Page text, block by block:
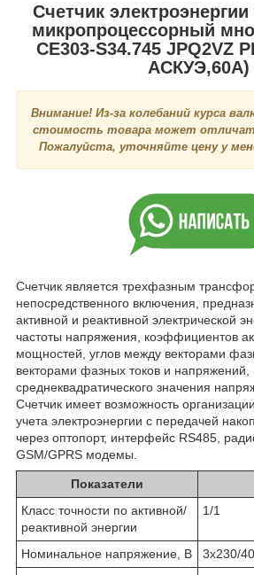
Счетчик
микропроцессорный
CE303-S34.745 JPQ2VZ
АСКУЭ,60А)
Внимание! Из-за колебаний курса
стоимость товара может
Пожалуйста, уточняйте цену у
Счетчик является трехфазным
непосредственного включения,
активной и реактивной электрической
частоты напряжения, коэффициентов
мощностей, углов между векторами
векторами фазных токов и напряжений,
среднеквадратического значения
Счетчик имеет возможность
учета электроэнергии с передачей
через оптопорт, интерфейс RS485,
GSM/GPRS модемы.
Показатели
Класс точности по активной/
реактивной энергии
1/1
Номинальное напряжение, В
3x230/